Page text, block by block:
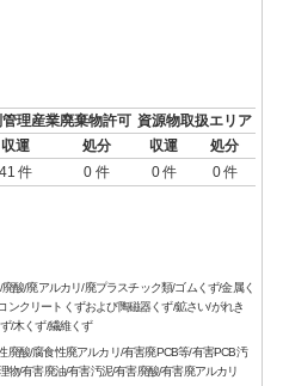
理産業廃棄物許可 資源物取扱エリア
収運 処分 収運
処分
41 件 0 件 0 件 0 件
酸/廃アルカリ/廃プラスチック類/ゴムくず/金属く
ンクリートくずおよび陶磁器くず/鉱さい/がれき
/木くず/繊維くず
廃酸/腐食性廃アルカリ/有害廃PCB等/有害PCB汚
物/有害廃油/有害汚泥/有害廃酸/有害廃アルカリ